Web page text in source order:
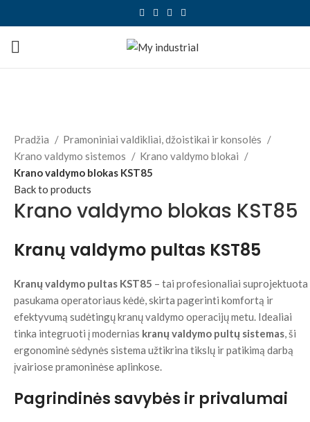
Pradžia
Pramoniniai valdikliai, džoistikai ir konsolės
Krano valdymo sistemos
Krano valdymo blokai
Krano valdymo blokas KST85
Back to products
Krano valdymo blokas KST85
Kranų valdymo pultas KST85
Kranų valdymo pultas KST85 – tai profesionaliai suprojektuota
pasukama operatoriaus kėdė, skirta pagerinti komfortą ir
efektyvumą sudėtingų kranų valdymo operacijų metu. Idealiai
tinka integruoti į modernias kranų valdymo pultų sistemas, ši
ergonominė sėdynės sistema užtikrina tikslų ir patikimą darbą
įvairiose pramoninėse aplinkose.
Pagrindinės savybės ir privalumai